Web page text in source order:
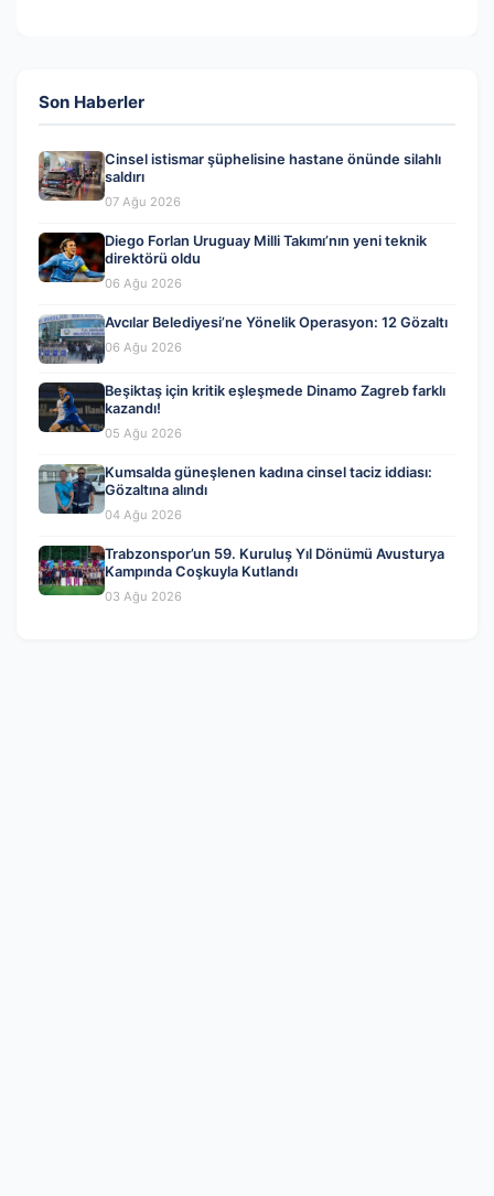
Son Haberler
Cinsel istismar şüphelisine hastane önünde silahlı
saldırı
07 Ağu 2026
Diego Forlan Uruguay Milli Takımı’nın yeni teknik
direktörü oldu
06 Ağu 2026
Avcılar Belediyesi’ne Yönelik Operasyon: 12 Gözaltı
06 Ağu 2026
Beşiktaş için kritik eşleşmede Dinamo Zagreb farklı
kazandı!
05 Ağu 2026
Kumsalda güneşlenen kadına cinsel taciz iddiası:
Gözaltına alındı
04 Ağu 2026
Trabzonspor’un 59. Kuruluş Yıl Dönümü Avusturya
Kampında Coşkuyla Kutlandı
03 Ağu 2026